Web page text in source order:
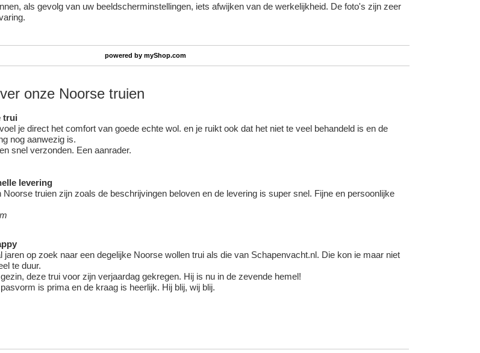
als gevolg van uw beeldscherminstellingen, iets afwijken van de werkelijkheid. De foto's zijn zeer
powered bymyShop.com
onze Noorse truien
trui
je direct het comfort van goede echte wol. en je ruikt ook dat het niet te veel behandeld is en de
nog aanwezig is.
snel verzonden. Een aanrader.
levering
Noorse truien zijn zoals de beschrijvingen beloven en de levering is super snel. Fijne en persoonlijke
jaren op zoek naar een degelijke Noorse wollen trui als die van Schapenvacht.nl. Die kon ie maar niet
te duur.
deze trui voor zijn verjaardag gekregen. Hij is nu in de zevende hemel!
is prima en de kraag is heerlijk. Hij blij, wij blij.